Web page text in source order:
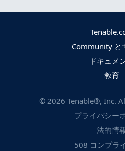
Community と
ドキュメ
教育
© 2026 Tenable®, Inc.
プライバシー
法的情報
508 コンプラ